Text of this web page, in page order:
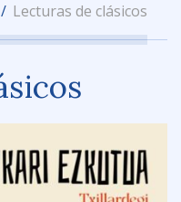
Lecturas de clásicos